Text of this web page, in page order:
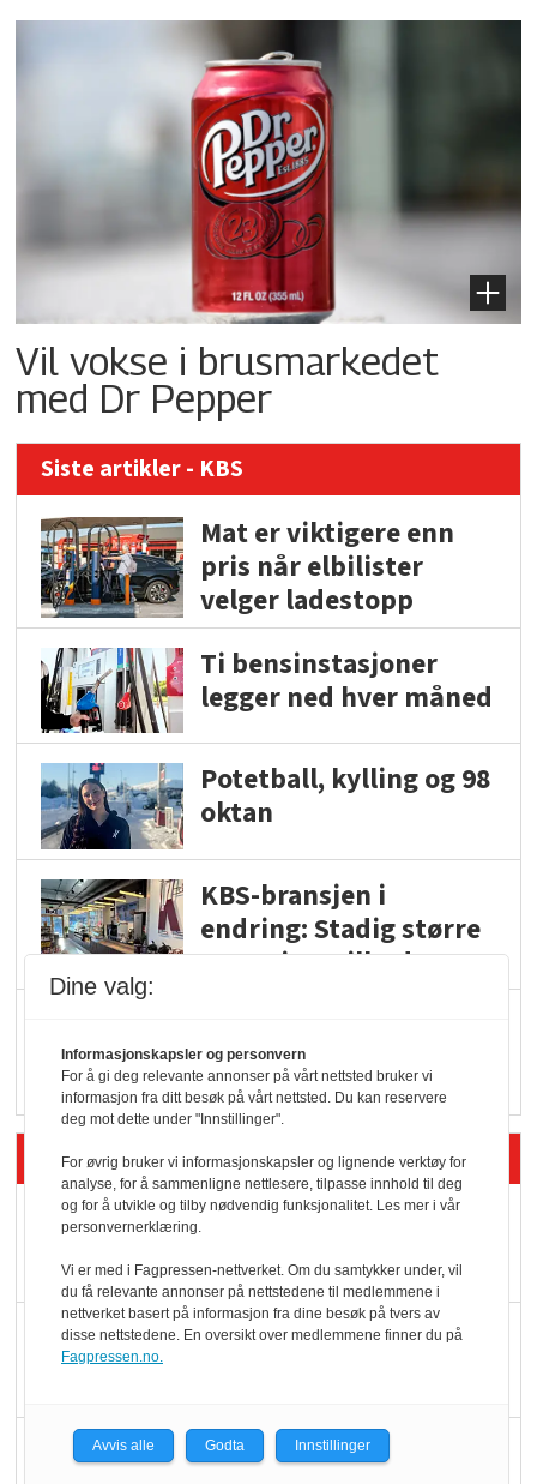
Vil vokse i brusmarkedet
med Dr Pepper
Siste artikler - KBS
Mat er viktigere enn
pris når elbilister
velger ladestopp
Ti bensinstasjoner
legger ned hver måned
Potetball, kylling og 98
oktan
KBS-bransjen i
endring: Stadig større
serveringstilbud
i dagligvare
Siste artikler - Butikk i praksis
Rema-flaggskip
dundrer videre
Slik opprettholdes
Færre varer, men fulle
Dine valg:
Informasjonskapsler og personvern
For å gi deg relevante annonser på vårt nettsted bruker vi
informasjon fra ditt besøk på vårt nettsted. Du kan reservere
deg mot dette under "Innstillinger".
For øvrig bruker vi informasjonskapsler og lignende verktøy for
analyse, for å sammenligne nettlesere, tilpasse innhold til deg
og for å utvikle og tilby nødvendig funksjonalitet. Les mer i vår
personvernerklæring.
Vi er med i Fagpressen-nettverket. Om du samtykker under, vil
du få relevante annonser på nettstedene til medlemmene i
nettverket basert på informasjon fra dine besøk på tvers av
disse nettstedene. En oversikt over medlemmene finner du på
Fagpressen.no.
Avvis alle Godta Innstillinger